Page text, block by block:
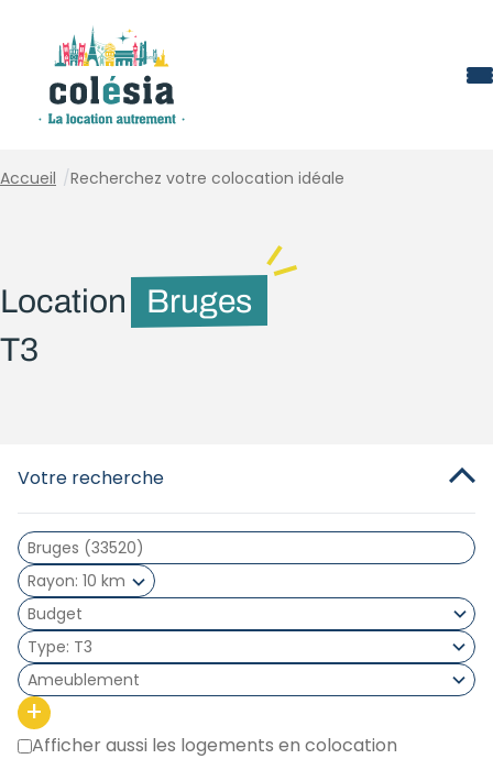
Accueil /Recherchez votre colocation idéale
Location
Bruges
T3
Votre recherche
Rayon 10 km
Type T3
Ameublement
+
Afficher aussi les logements en colocation